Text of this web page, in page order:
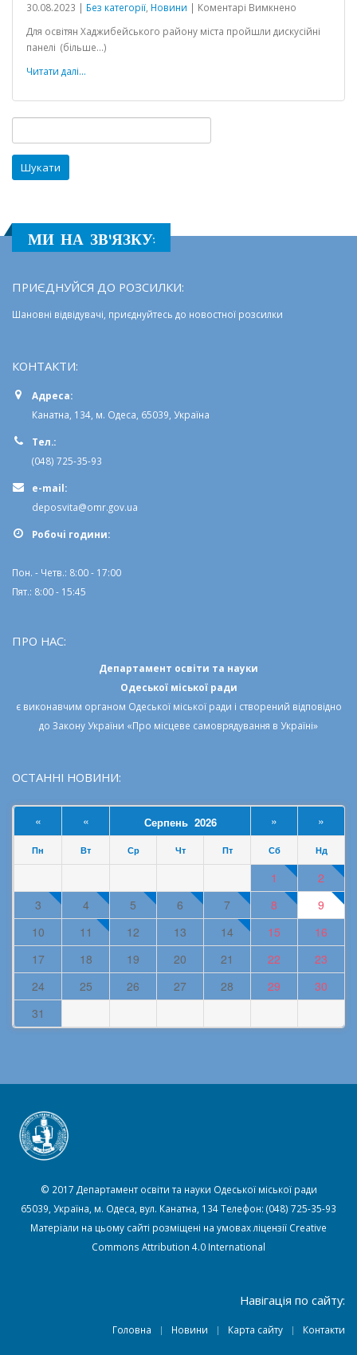
30.08.2023 | Без категорії, Новини | Коментарі Вимкнено
панелі
Для освітян Хаджибейського району міста пройшли дискусійні
панелі (більше…)
Читати далі...
МИ НА ЗВ'ЯЗКУ:
ПРИЄДНУЙСЯ ДО РОЗСИЛКИ:
Шановні відвідувачі, приєднуйтесь до новостної розсилки
КОНТАКТИ:
Адреса:
Канатна, 134, м. Одеса, 65039, Україна
Тел.:
(048) 725-35-93
e-mail:
deposvita@omr.gov.ua
Робочi години:
Пон. - Четв.: 8:00 - 17:00
Пят.: 8:00 - 15:45
ПРО НАС:
Департамент освіти та науки
Одеської міської ради
є виконавчим органом Одеської міської ради і створений відповідно
до Закону України «Про місцеве самоврядування в Україні»
ОСТАННІ НОВИНИ:
« « Серпень 2026 » »
Пн Вт Ср Чт Пт Сб Нд
1
2
3
4 5 6 7 8
9
10
11 12 13 14 15
16
17
18 19 20 21 22
23
24
25 26 27 28 29
30
31
© 2017 Департамент освіти та науки Одеської міської ради
65039, Україна, м. Одеса, вул. Канатна, 134 Телефон: (048) 725-35-93
Матеріали на цьому сайті розміщені на умовах ліцензії Creative
Commons Attribution 4.0 International
Навігація по сайту:
Головна Новини Карта сайту Контакти